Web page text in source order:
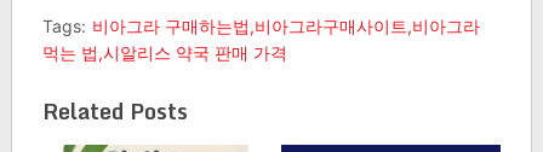
Tags: 비아그라 구매하는법,비아그라구매사이트,비아그라
먹는 법,시알리스 약국 판매 가격
Related Posts